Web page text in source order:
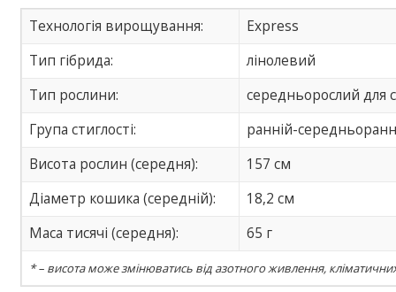
Технологія вирощування:
Express
Тип гібрида:
лінолевий
Тип рослини:
середньорослий для
Група стиглості:
ранній-
Висота рослин (середня):
157 см
Діаметр кошика (середній):
18,2 см
Маса тисячі (середня):
65 г
* – висота може змінюватись від азотного живлення,